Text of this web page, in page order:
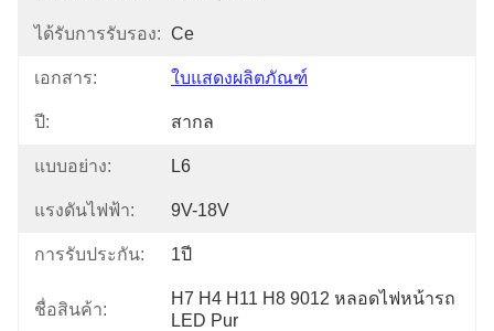
ได้รับการรับรอง: Ce
เอกสาร: ใบแสดงผลิตภัณฑ์
ปี: สากล
แบบอย่าง: L6
แรงดันไฟฟ้า: 9V-18V
การรับประกัน: 1ปี
ชื่อสินค้า:
H7 H4 H11 H8 9012 หลอดไฟหน้ารถ
LED Pur